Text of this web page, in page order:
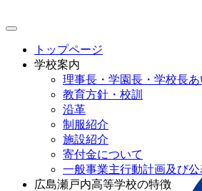
トップページ
学校案内
理事長・学園長・学校長あ
教育方針・校訓
沿革
制服紹介
施設紹介
寄付金について
一般事業主行動計画及び公
広島瀬戸内高等学校の特徴